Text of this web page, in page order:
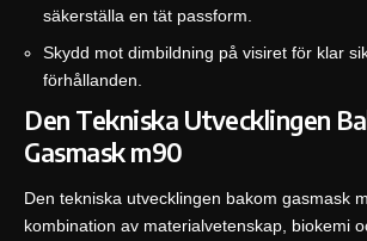
säkerställa en tät passform.
Skydd mot dimbildning på visiret för klar
förhållanden.
Den Tekniska Utvecklingen
Gasmask m90
Den tekniska utvecklingen bakom gasmask
kombination av materialvetenskap, biokemi